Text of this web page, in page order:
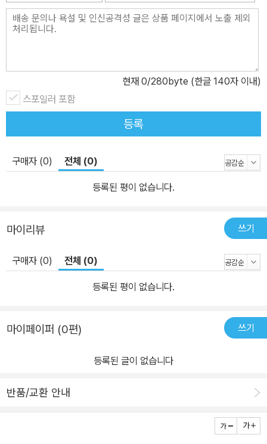
현재 0/280byte (한글 140자 이내)
스포일러 포함
등록
구매자 (0) 전체 (0)
등록된 평이 없습니다.
마이리뷰 쓰기
구매자 (0) 전체 (0)
등록된 평이 없습니다.
마이페이퍼 (0편) 쓰기
등록된 글이 없습니다
반품/교환 안내